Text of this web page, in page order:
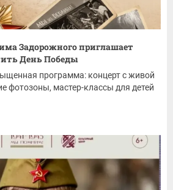
Задорожного приглашает
День Победы
программа: концерт с живой
фотозоны, мастер-классы для детей